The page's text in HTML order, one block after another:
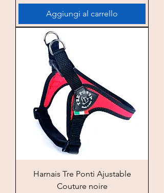
Aggiungi al carrello
Harnais Tre Ponti Ajustable
Couture noire